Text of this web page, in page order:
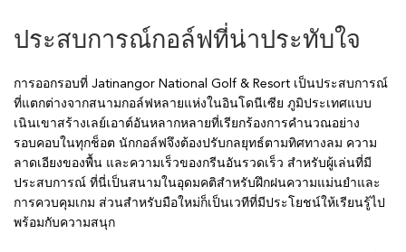
ประสบการณ์กอล์ฟที่น่าประทับใจ
การออกรอบที่ Jatinangor National Golf & Resort เป็นประสบการณ์
ที่แตกต่างจากสนามกอล์ฟหลายแห่งในอินโดนีเซีย ภูมิประเทศแบบ
เนินเขาสร้างเลย์เอาต์อันหลากหลายที่เรียกร้องการคำนวณอย่าง
รอบคอบในทุกช็อต นักกอล์ฟจึงต้องปรับกลยุทธ์ตามทิศทางลม ความ
ลาดเอียงของพื้น และความเร็วของกรีนอันรวดเร็ว สำหรับผู้เล่นที่มี
ประสบการณ์ ที่นี่เป็นสนามในอุดมคติสำหรับฝึกฝนความแม่นยำและ
การควบคุมเกม ส่วนสำหรับมือใหม่ก็เป็นเวทีที่มีประโยชน์ให้เรียนรู้ไป
พร้อมกับความสนุก